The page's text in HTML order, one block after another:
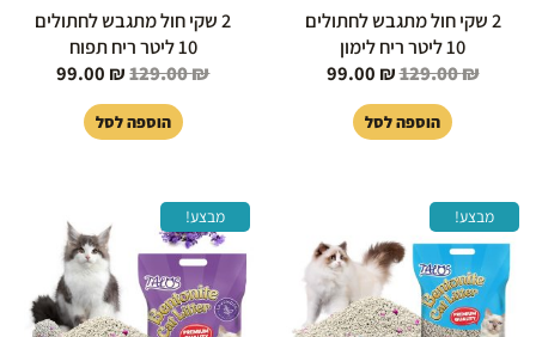
2 שקי חול מתגבש לחתולים
10 ליטר ריח לימון
129.00₪
99.00 ₪
הוספה לסל
2 שקי חול מתגבש לחתולים
10 ליטר ריח תפוח
129.00₪
99.00 ₪
הוספה לסל
מבצע!
היה:
975.00 ₪.
הוא:
780.00 ₪.
מבצע!
המקורי
היה:
75.00 ₪.
הוא:
65.00 ₪.